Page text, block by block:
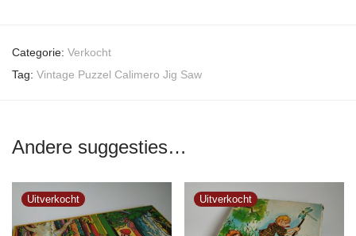
Categorie: Verkocht
Tag: Vintage Puzzel Calimero Jig Saw
Andere suggesties…